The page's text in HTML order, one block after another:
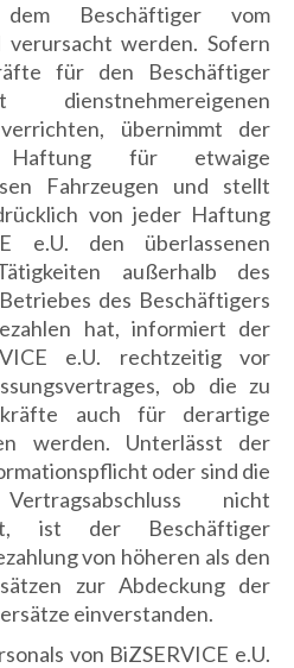
dem Beschäftiger vom
verursacht werden. Sofern
für den Beschäftiger
übernimmt der
Haftung für etwaige
Fahrzeugen und stellt
von jeder Haftung
e.U. den überlassenen
außerhalb des
des Beschäftigers
hat, informiert der
e.U. rechtzeitig vor
ob die zu
auch für derartige
werden. Unterlässt der
oder sind die
nicht
ist der Beschäftiger
von höheren als den
zur Abdeckung der
einverstanden.
von BiZSERVICE e.U.